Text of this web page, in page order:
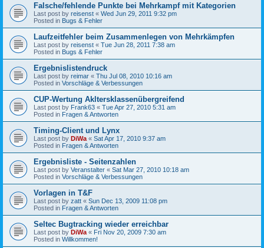
Falsche/fehlende Punkte bei Mehrkampf mit Kategorien
Last post by reisenst « Wed Jun 29, 2011 9:32 pm
Posted in Bugs & Fehler
Laufzeitfehler beim Zusammenlegen von Mehrkämpfen
Last post by reisenst « Tue Jun 28, 2011 7:38 am
Posted in Bugs & Fehler
Ergebnislistendruck
Last post by reimar « Thu Jul 08, 2010 10:16 am
Posted in Vorschläge & Verbessungen
CUP-Wertung Akltersklassenübergreifend
Last post by Frank63 « Tue Apr 27, 2010 5:31 am
Posted in Fragen & Antworten
Timing-Client und Lynx
Last post by DiWa « Sat Apr 17, 2010 9:37 am
Posted in Fragen & Antworten
Ergebnisliste - Seitenzahlen
Last post by Veranstalter « Sat Mar 27, 2010 10:18 am
Posted in Vorschläge & Verbessungen
Vorlagen in T&F
Last post by zatt « Sun Dec 13, 2009 11:08 pm
Posted in Fragen & Antworten
Seltec Bugtracking wieder erreichbar
Last post by DiWa « Fri Nov 20, 2009 7:30 am
Posted in Willkommen!